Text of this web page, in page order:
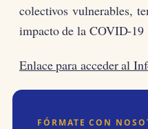
colectivos vulnerables,
impacto de la COVID-19
Enlace para acceder al
FÓRMATE CON